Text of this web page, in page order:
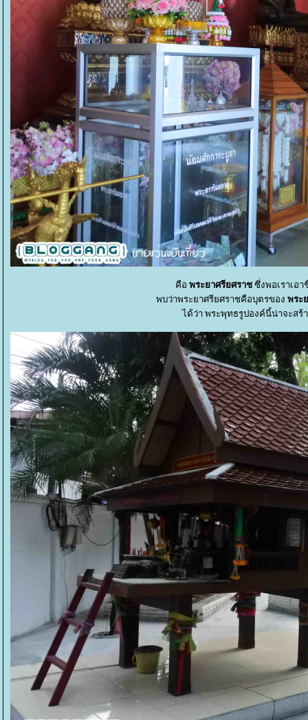
คือ พระยาศรียศราช ซึ่งพอเราเอ
พบว่าพระยาศรียศราชคือบุตรของ พระ
ได้ว่า พระพุทธรูปองค์นี้น่าจะส